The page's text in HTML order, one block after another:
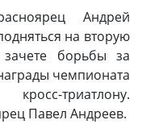
Андрей
на вторую
борьбы за
чемпионата
триатлону.
Павел Андреев.